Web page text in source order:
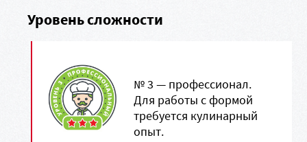
Уровень сложности
№ 3 — профессионал.
Для работы с формой
требуется кулинарный
опыт.